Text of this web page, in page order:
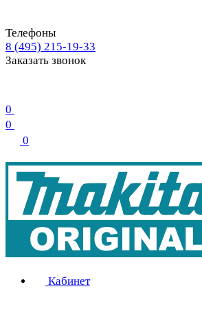
Телефоны
8 (495) 215-19-33
Заказать звонок
0
0
0
Кабинет